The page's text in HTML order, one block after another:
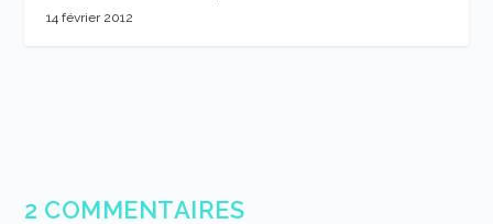
14 février 2012
2 COMMENTAIRES